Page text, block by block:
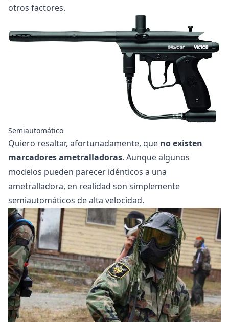
otros factores.
Semiautomático
Quiero resaltar, afortunadamente, que no existen
marcadores ametralladoras. Aunque algunos
modelos pueden parecer idénticos a una
ametralladora, en realidad son simplemente
semiautomáticos de alta velocidad.